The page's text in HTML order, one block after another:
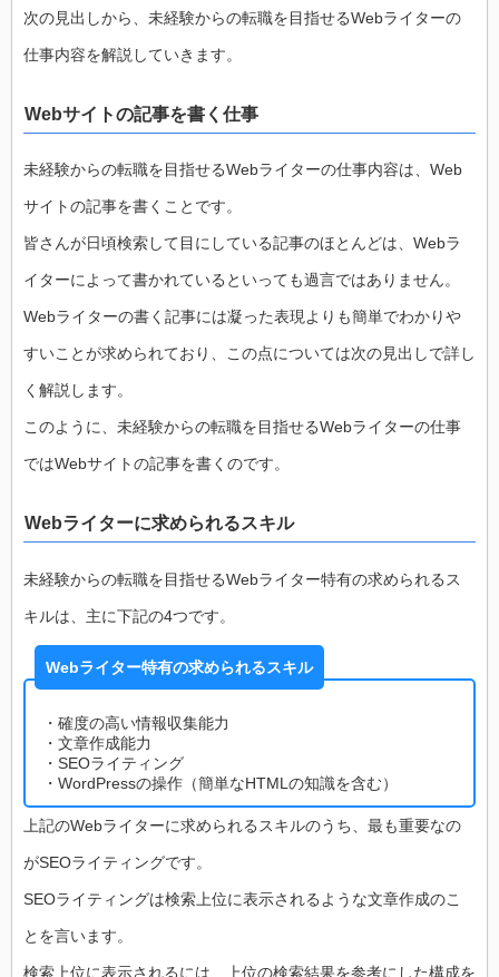
次の見出しから、未経験からの転職を目指せるWebライターの
仕事内容を解説していきます。
Webサイトの記事を書く仕事
未経験からの転職を目指せるWebライターの仕事内容は、Web
サイトの記事を書くことです。
皆さんが日頃検索して目にしている記事のほとんどは、Webラ
イターによって書かれているといっても過言ではありません。
Webライターの書く記事には凝った表現よりも簡単でわかりや
すいことが求められており、この点については次の見出しで詳し
く解説します。
このように、未経験からの転職を目指せるWebライターの仕事
ではWebサイトの記事を書くのです。
Webライターに求められるスキル
未経験からの転職を目指せるWebライター特有の求められるス
キルは、主に下記の4つです。
Webライター特有の求められるスキル
・確度の高い情報収集能力
・文章作成能力
・SEOライティング
・WordPressの操作（簡単なHTMLの知識を含む）
上記のWebライターに求められるスキルのうち、最も重要なの
がSEOライティングです。
SEOライティングは検索上位に表示されるような文章作成のこ
とを言います。
検索上位に表示されるには、上位の検索結果を参考にした構成を